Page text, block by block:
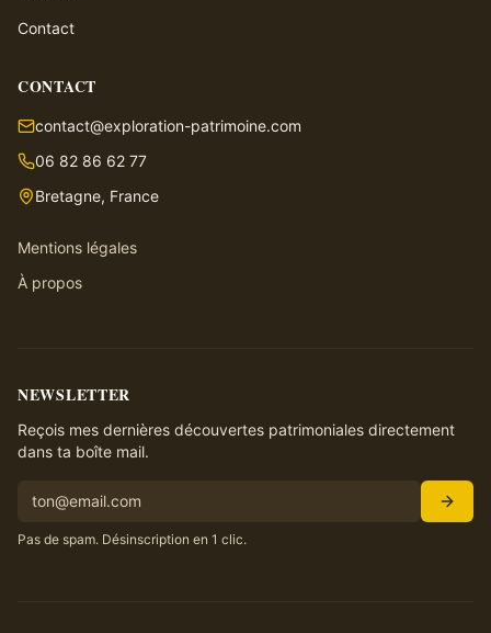
Contact
CONTACT
contact@exploration-patrimoine.com
06 82 86 62 77
Bretagne, France
Mentions légales
À propos
NEWSLETTER
Reçois mes dernières découvertes patrimoniales directement
dans ta boîte mail.
Pas de spam. Désinscription en 1 clic.